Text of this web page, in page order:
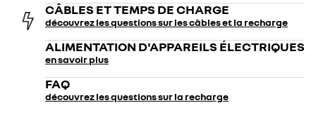
CÂBLES ET TEMPS DE CHARGE
découvrez les questions sur les câbles et la recharge
ALIMENTATION D'APPAREILS ÉLECTRIQUES
en savoir plus
FAQ
découvrez les questions sur la recharge